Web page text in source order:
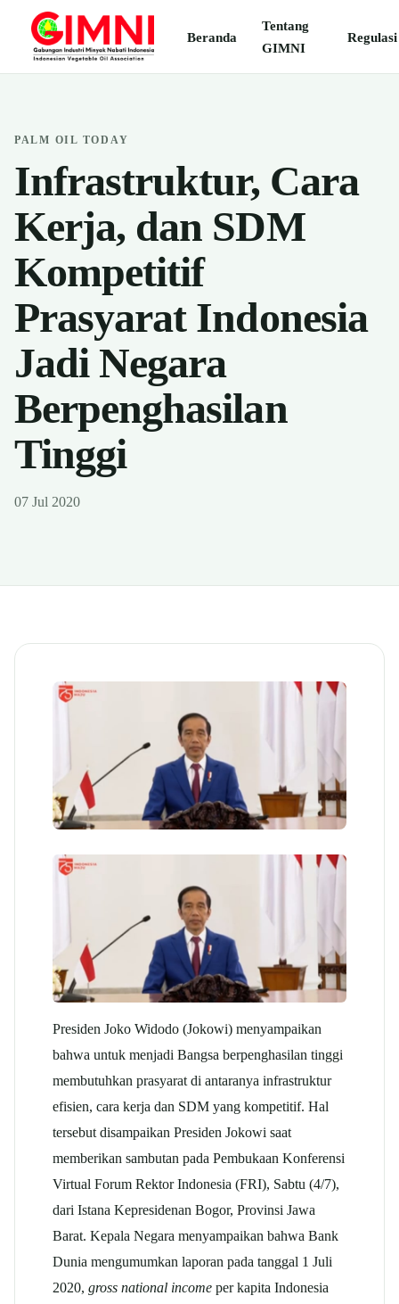
Beranda
Tentang
GIMNI
Regulasi
PALM OIL TODAY
Infrastruktur, Cara
Kerja, dan SDM
Kompetitif
Prasyarat Indonesia
Jadi Negara
Berpenghasilan
Tinggi
07 Jul 2020
Presiden Joko Widodo (Jokowi) menyampaikan
bahwa untuk menjadi Bangsa berpenghasilan tinggi
membutuhkan prasyarat di antaranya infrastruktur
efisien, cara kerja dan SDM yang kompetitif. Hal
tersebut disampaikan Presiden Jokowi saat
memberikan sambutan pada Pembukaan Konferensi
Virtual Forum Rektor Indonesia (FRI), Sabtu (4/7),
dari Istana Kepresidenan Bogor, Provinsi Jawa
Barat. Kepala Negara menyampaikan bahwa Bank
Dunia mengumumkan laporan pada tanggal 1 Juli
2020, gross national income per kapita Indonesia